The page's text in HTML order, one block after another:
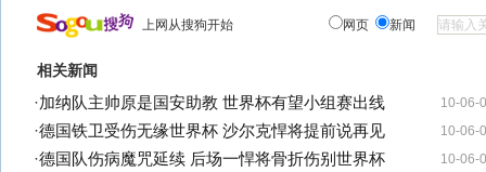
上网从搜狗开始 网页 新闻
相关新闻
10-06-
·加纳队主帅原是国安助教 世界杯有望小组赛出线
10-06-
·德国铁卫受伤无缘世界杯 沙尔克悍将提前说再见
10-06-
·德国队伤病魔咒延续 后场一悍将骨折伤别世界杯